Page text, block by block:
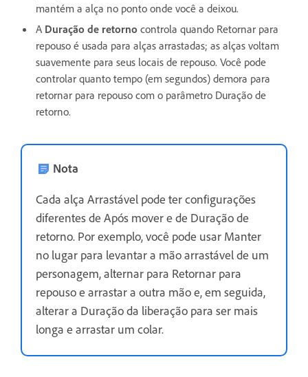
mantém a alça no ponto onde você a deixou.
A Duração de retorno controla quando Retornar para
repouso é usada para alças arrastadas; as alças voltam
suavemente para seus locais de repouso. Você pode
controlar quanto tempo (em segundos) demora para
retornar para repouso com o parâmetro Duração de
retorno.
Nota
Cada alça Arrastável pode ter configurações
diferentes de Após mover e de Duração de
retorno. Por exemplo, você pode usar Manter
no lugar para levantar a mão arrastável de um
personagem, alternar para Retornar para
repouso e arrastar a outra mão e, em seguida,
alterar a Duração da liberação para ser mais
longa e arrastar um colar.